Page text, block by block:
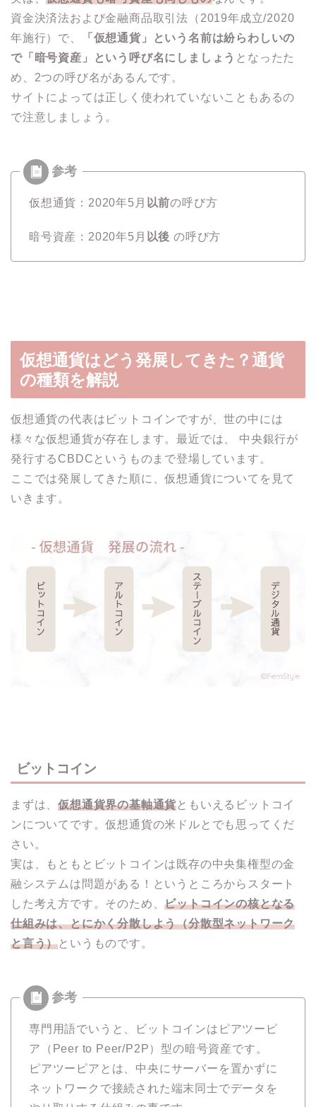
資金決済法および金融商品取引法（2019年成立/2020
年施行）で、
「仮想通貨」という名前は紛らわしいの
で「暗号資産」という呼び名にしましょう となったた
め、2つの呼び名があるんです。
サイトによっては正しく使われていないこともあるの
で注意しましょう。
仮想通貨：2020年5月 以前の呼び方
暗号資産：2020年5月 以後 の呼び方
仮想通貨はどう発展してきた？通貨
の種類を解説
仮想通貨の代表はビットコインですが、世の中には
様々な仮想通貨が存在します。最近では、 中央銀行が
発行するCBDCというものまで登場しています。
ここでは発展してきた順に、仮想通貨についてを見て
いきます。
ビットコイン
まずは、仮想通貨界の基軸通貨ともいえるビットコイ
ンについてです。仮想通貨の米ドルとでも思ってくだ
さい。
実は、もともとビットコインは既存の中央集権型の金
融システムは問題がある！というところからスタート
した考え方です。そのため、ビットコインの核となる
仕組みは、とにかく分散しよう（分散型ネットワーク
と言う）というものです。
専門用語でいうと、ビットコインはピアツーピ
ア（Peer to Peer/P2P）型の暗号資産です。
ピアツーピアとは、中央にサーバーを置かずに
ネットワークで接続された端末同士でデータを